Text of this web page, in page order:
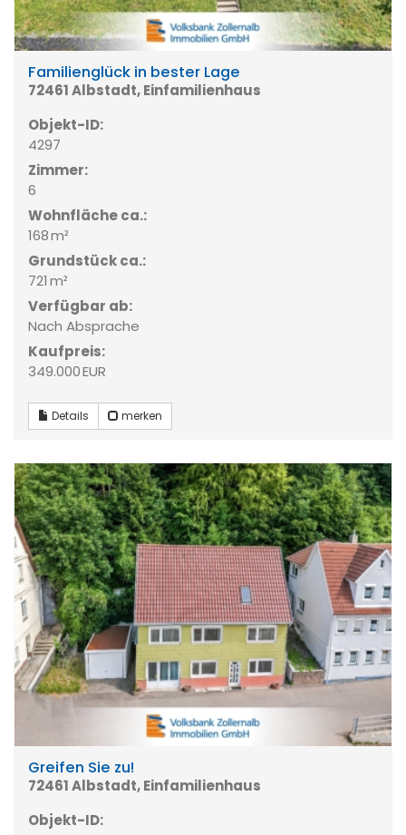
Familienglück in bester Lage
72461 Albstadt, Einfamilienhaus
Objekt-ID:
4297
Zimmer:
6
Wohnfläche ca.:
168 m²
Grund­stück ca.:
721 m²
Verfügbar ab:
Nach Absprache
Kaufpreis:
349.000 EUR
Details merken
Greifen Sie zu!
72461 Albstadt, Einfamilienhaus
Objekt-ID: